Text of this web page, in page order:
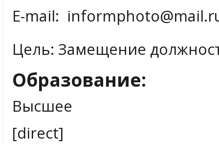
E-mail:
Цель: Замещение
Образование:
Высшее
[direct]